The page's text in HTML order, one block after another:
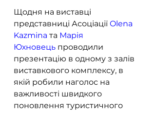
Щодня на виставці
представниці Асоціації Olena
Kazmina та Марія
Юхновець проводили
презентацію в одному з залів
виставкового комплексу, в
якій робили наголос на
важливості швидкого
поновлення туристичного